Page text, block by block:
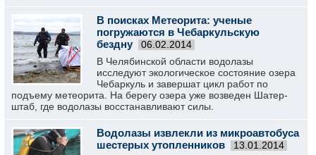
В поисках Метеорита: ученые
погружаются в Чебаркульскую
бездну
06.02.2014
В Челябинской области водолазы
исследуют экологическое состояние озера
Чебаркуль и завершат цикл работ по
подъему метеорита. На берегу озера уже возведен Шатер-
штаб, где водолазы восстанавливают силы.
Водолазы извлекли из микроавтобуса
шестерых утопленников
13.01.2014